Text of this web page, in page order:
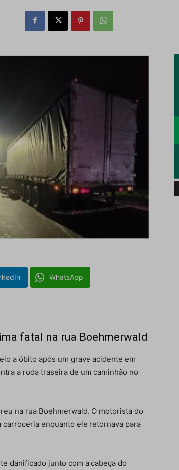
WhatsApp
fatal na rua Boehmerwald
a óbito após um grave acidente em
a roda traseira de um caminhão no
na rua Boehmerwald. O motorista do
enquanto ele retornava para
danificado junto com a cabeça do